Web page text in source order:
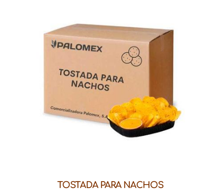
TOSTADA PARA NACHOS